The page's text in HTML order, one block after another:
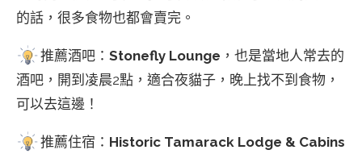
的話，很多食物也都會賣完。
推薦酒吧： Stonefly Lounge ，也是當地人常去的
酒吧，開到凌晨2點，適合夜貓子，晚上找不到食物，
可以去這邊！
推薦住宿： Historic Tamarack Lodge & Cabins